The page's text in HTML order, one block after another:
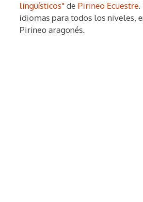
lingüísticos"de Pirineo Ecuestre.
idiomas para todos los niveles,
Pirineo aragonés.